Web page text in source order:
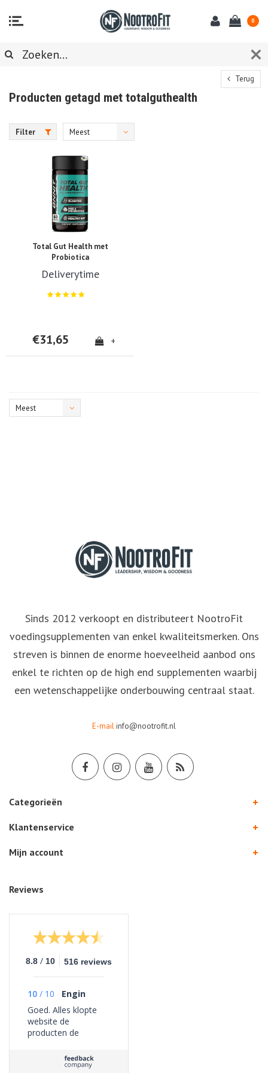
0
Terug
Producten getagd met totalguthealth
Filter
Meest
Total Gut Health met
Probiotica
Deliverytime
€31,65 +
Meest
Sinds 2012 verkoopt en distributeert NootroFit
voedingsupplementen van enkel kwaliteitsmerken. Ons
streven is binnen de enorme hoeveelheid aanbod ons
enkel te richten op de high end supplementen waarbij
een wetenschappelijke onderbouwing centraal staat.
E-mailinfo@nootrofit.nl
Categorieën
Klantenservice
Mijn account
Reviews
8.8 / 10 516 reviews
10 / 10
Engin
Goed. Alles klopte
website de
producten de
problemen ervaren.